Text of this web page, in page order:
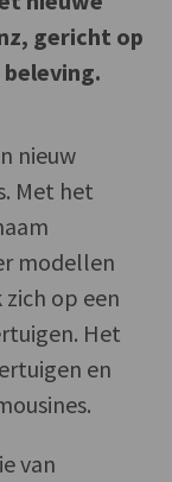
gericht op
nieuw
Met het
modellen
zich op een
Het
en
van